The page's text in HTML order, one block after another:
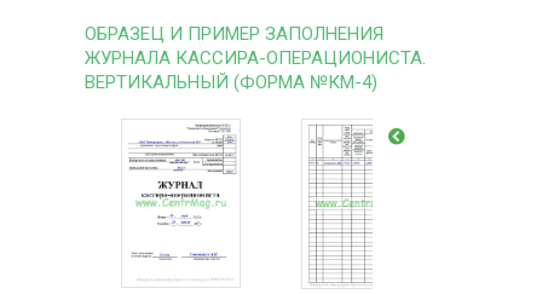
ОБРАЗЕЦ И ПРИМЕР ЗАПОЛНЕНИЯ
ЖУРНАЛА КАССИРА-ОПЕРАЦИОНИСТА.
ВЕРТИКАЛЬНЫЙ (ФОРМА №КМ-4)